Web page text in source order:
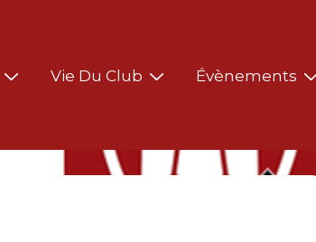
Vie Du Club Évènements